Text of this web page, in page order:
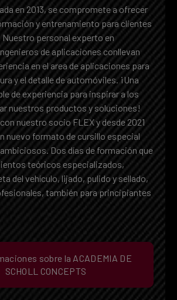
en 2013, se compromete a ofrecer
y entrenamiento para clientes
personal experto en
de aplicaciones conllevan
en el area de aplicaciones para
y el detalle de automóviles. ¡Una
de experiencia para inspirar a los
nuestros productos y soluciones!
nuestro socio FLEX y desde 2021
nuevo formato de cursillo especial
Dos días de formación que
teóricos especializados,
del vehículo, lijado, pulido y sellado,
también para principiantes
sobre la ACADEMIA DE
SCHOLL CONCEPTS